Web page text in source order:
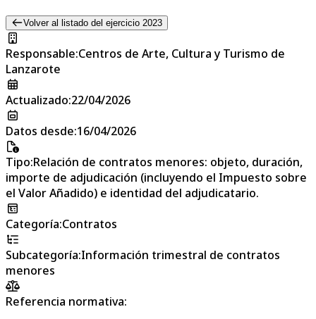
Volver al listado del ejercicio 2023
Responsable:Centros de Arte, Cultura y Turismo de
Lanzarote
Actualizado:22/04/2026
Datos desde:16/04/2026
Tipo:Relación de contratos menores: objeto, duración,
importe de adjudicación (incluyendo el Impuesto sobre
el Valor Añadido) e identidad del adjudicatario.
Categoría:Contratos
Subcategoría:Información trimestral de contratos
menores
Referencia normativa: